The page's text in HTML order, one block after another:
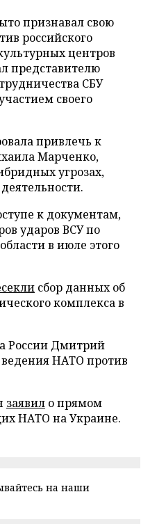
признавал свою
российского
центров
представителю
СБУ
своего
привлечь к
Марченко,
угрозах,
к документам,
ударов ВСУ по
в июле этого
сбор данных об
комплекса в
России Дмитрий
НАТО против
заявил о прямом
НАТО на Украине.
на наши